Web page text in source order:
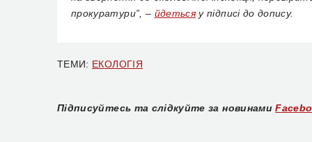
прокуратури”, – йдетьсяу підписі до допису.
ТЕМИ: ЕКОЛОГІЯ
Підписуйтесь та слідкуйте за новинами